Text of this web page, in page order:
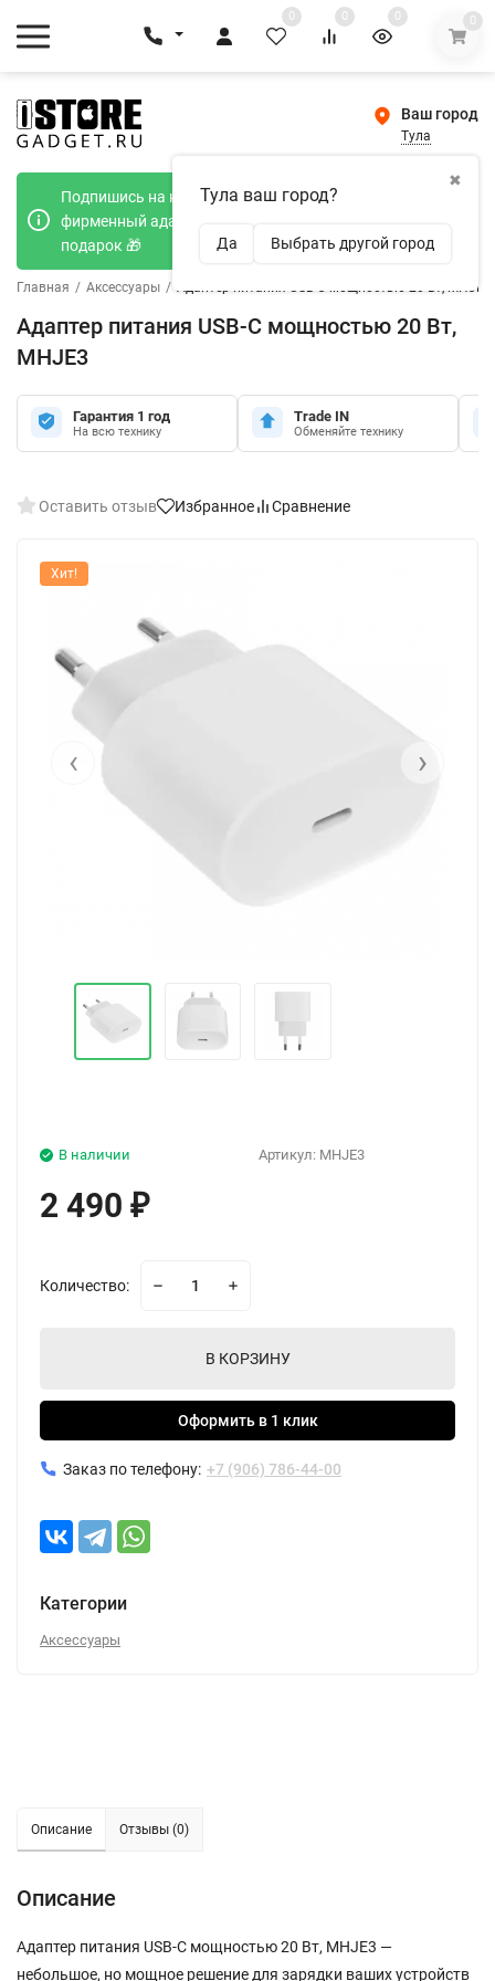
0 0 0 0
Ваш город
Тула
✖
Тула ваш город?
Да Выбрать другой город
Подпишись на наш телеграмм канал и получи
фирменный адаптер Type-C 20W при покупке в
подарок 🎁
Главная / Аксессуары / Адаптер питания USB-C мощностью 20 Вт, MHJE3
Адаптер питания USB-C мощностью 20 Вт,
MHJE3
Гарантия 1 год
На всю технику
Trade IN
Обменяйте технику
Оставить отзыв Избранное Сравнение
Хит!
‹ ›
Артикул: MHJE3
В наличии
2 490 ₽
Количество:
В КОРЗИНУ
Оформить в 1 клик
Заказ по телефону: +7 (906) 786-44-00
Категории
Аксессуары
Описание Отзывы (0)
Описание
Адаптер питания USB-C мощностью 20 Вт, MHJE3 —
небольшое, но мощное решение для зарядки ваших устройств